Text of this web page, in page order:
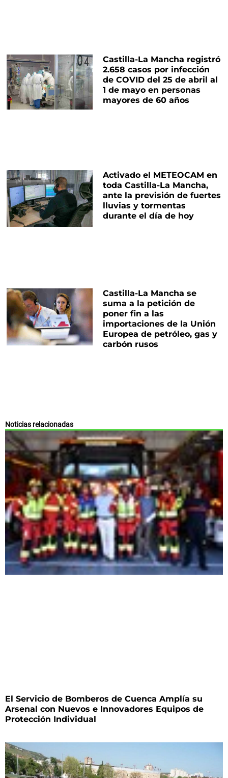
Castilla-La Mancha registró
2.658 casos por infección
de COVID del 25 de abril al
1 de mayo en personas
mayores de 60 años
Activado el METEOCAM en
toda Castilla-La Mancha,
ante la previsión de fuertes
lluvias y tormentas
durante el día de hoy
Castilla-La Mancha se
suma a la petición de
poner fin a las
importaciones de la Unión
Europea de petróleo, gas y
carbón rusos
Noticias relacionadas
El Servicio de Bomberos de Cuenca Amplía su
Arsenal con Nuevos e Innovadores Equipos de
Protección Individual